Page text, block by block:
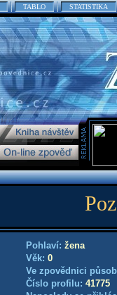
TABLO STATISTIKA
Pohlaví: žena
Věk: 0
Ve zpovědnici
Číslo profilu: 41775